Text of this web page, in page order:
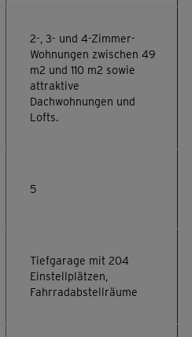
2-, 3- und 4-Zimmer-
Wohnungen zwischen 49
m2 und 110 m2 sowie
attraktive
Dachwohnungen und
Lofts.
5
Tiefgarage mit 204
Einstellplätzen,
Fahrradabstellräume